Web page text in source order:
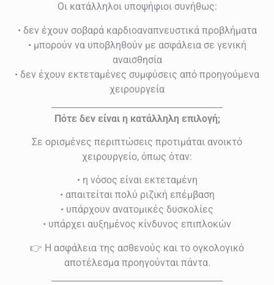
Οι κατάλληλοι υποψήφιοι συνήθως:
• δεν έχουν σοβαρά καρδιοαναπνευστικά προβλήματα
• μπορούν να υποβληθούν με ασφάλεια σε γενική
αναισθησία
• δεν έχουν εκτεταμένες συμφύσεις από προηγούμενα
χειρουργεία
Πότε δεν είναι η κατάλληλη επιλογή;
Σε ορισμένες περιπτώσεις προτιμάται ανοικτό
χειρουργείο, όπως όταν:
• η νόσος είναι εκτεταμένη
• απαιτείται πολύ ριζική επέμβαση
• υπάρχουν ανατομικές δυσκολίες
• υπάρχει αυξημένος κίνδυνος επιπλοκών
👉 Η ασφάλεια της ασθενούς και το ογκολογικό
αποτέλεσμα προηγούνται πάντα.